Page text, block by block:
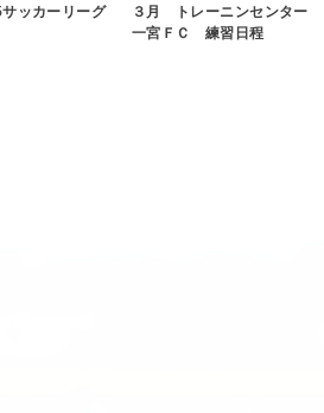
ッカーリーグ
３月 トレーニンセンター
一宮ＦＣ 練習日程